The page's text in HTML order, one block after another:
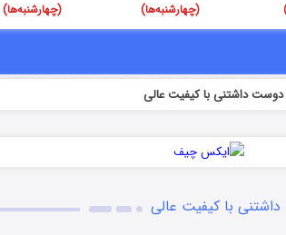
(چهارشنبه‌ها) (چهارشنبه‌ها)
دوست داشتنی با کیفیت عالی
داشتنی با کیفیت عالی